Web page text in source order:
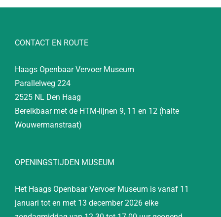
CONTACT EN ROUTE
Haags Openbaar Vervoer Museum
Parallelweg 224
2525 NL Den Haag
Bereikbaar met de HTM-lijnen 9, 11 en 12 (halte
Wouwermanstraat)
OPENINGSTIJDEN MUSEUM
Het Haags Openbaar Vervoer Museum is vanaf 11
januari tot en met 13 december 2026 elke